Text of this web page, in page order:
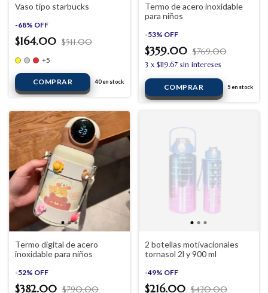
Vaso tipo starbucks
-68% OFF
$164.00 $511.00
+5
COMPRAR 40en stock
Termo de acero inoxidable
para niños
-53% OFF
$359.00 $769.00
3 x $119.67 sin intereses
5en stock
Termo digital de acero
inoxidable para niños
-52% OFF
$382.00 $790.00
2 botellas motivacionales
tornasol 2l y 900 ml
-49% OFF
$216.00 $420.00